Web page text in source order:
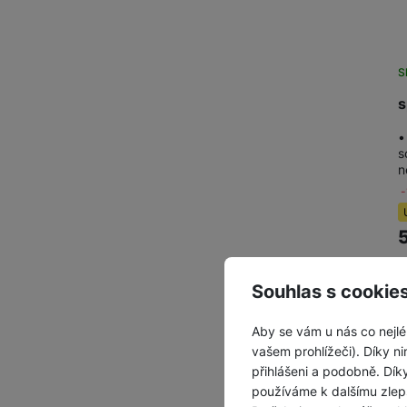
Souhlas s
Aby se vám u nás co
vašem prohlížeči). Díky
přihlášeni a podobně.
používáme k dalšímu
-